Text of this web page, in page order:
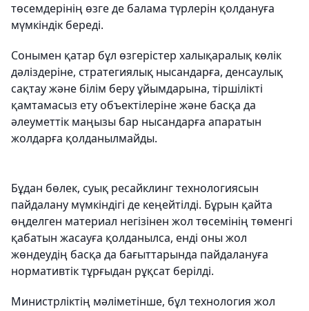
төсемдерінің өзге де балама түрлерін қолдануға
мүмкіндік береді.
Сонымен қатар бұл өзгерістер халықаралық көлік
дәліздеріне, стратегиялық нысандарға, денсаулық
сақтау және білім беру ұйымдарына, тіршілікті
қамтамасыз ету объектілеріне және басқа да
әлеуметтік маңызы бар нысандарға апаратын
жолдарға қолданылмайды.
Бұдан бөлек, суық ресайклинг технологиясын
пайдалану мүмкіндігі де кеңейтілді. Бұрын қайта
өңделген материал негізінен жол төсемінің төменгі
қабатын жасауға қолданылса, енді оны жол
жөндеудің басқа да бағыттарында пайдалануға
нормативтік тұрғыдан рұқсат берілді.
Министрліктің мәліметінше, бұл технология жол